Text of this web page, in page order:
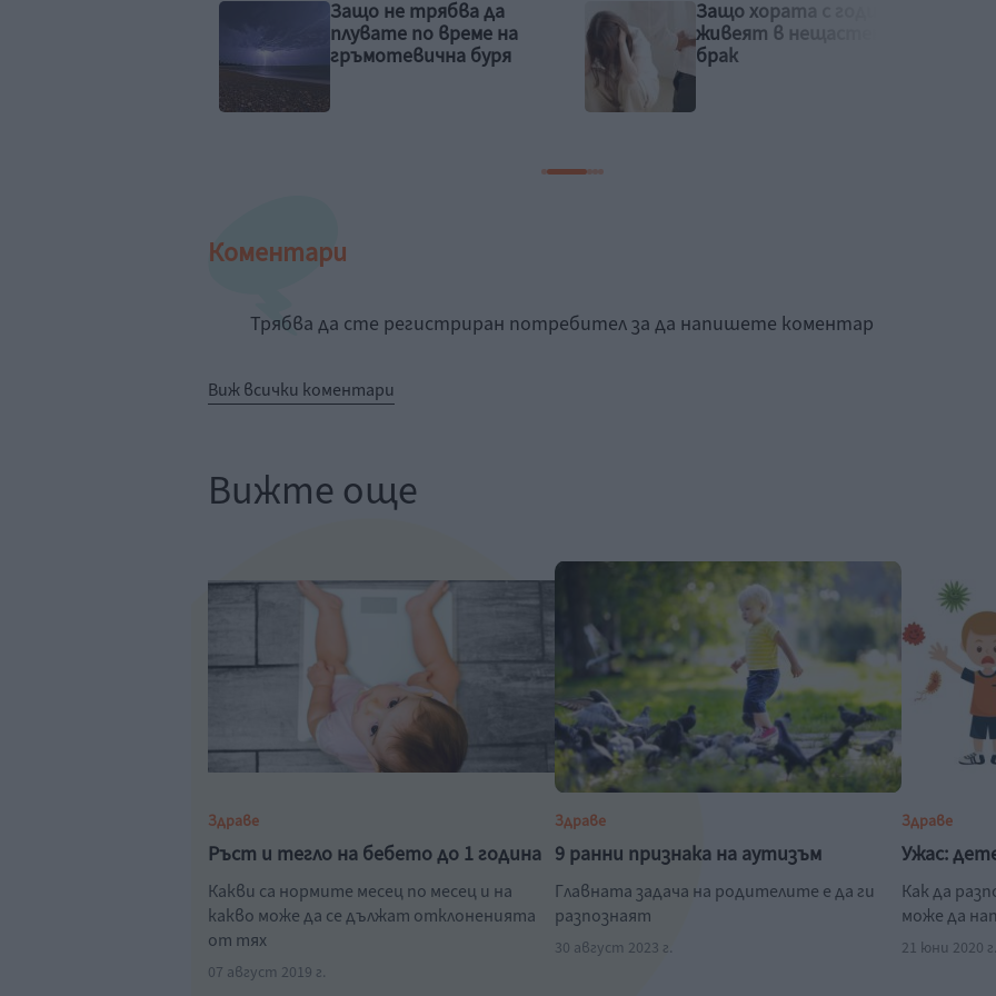
Защо хората с години
живеят в нещастен
брак
Обичате ли да се
целувате?
Романтичната целувка
Коментари
Трябва да сте регистриран потребител за да напишете коментар
Виж всички коментари
Вижте още
Здраве
Ръст и тегло на бебето до 1 година
Какви са нормите месец по месец и на
какво може да се дължат отклоненията
от тях
07 август 2019 г.
Здраве
9 ранни признака на аутизъм
Главната задача на родителите е да ги
разпознаят
30 август 2023 г.
Здраве
Ужас:
Как да
може да
21 юни 2020 г.